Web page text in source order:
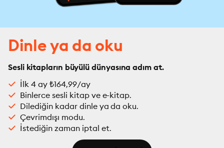
Dinle ya da oku
Sesli kitapların büyülü dünyasına adım at.
İlk 4 ay ₺164,99/ay
Binlerce sesli kitap ve e-kitap.
Dilediğin kadar dinle ya da oku.
Çevrimdışı modu.
İstediğin zaman iptal et.